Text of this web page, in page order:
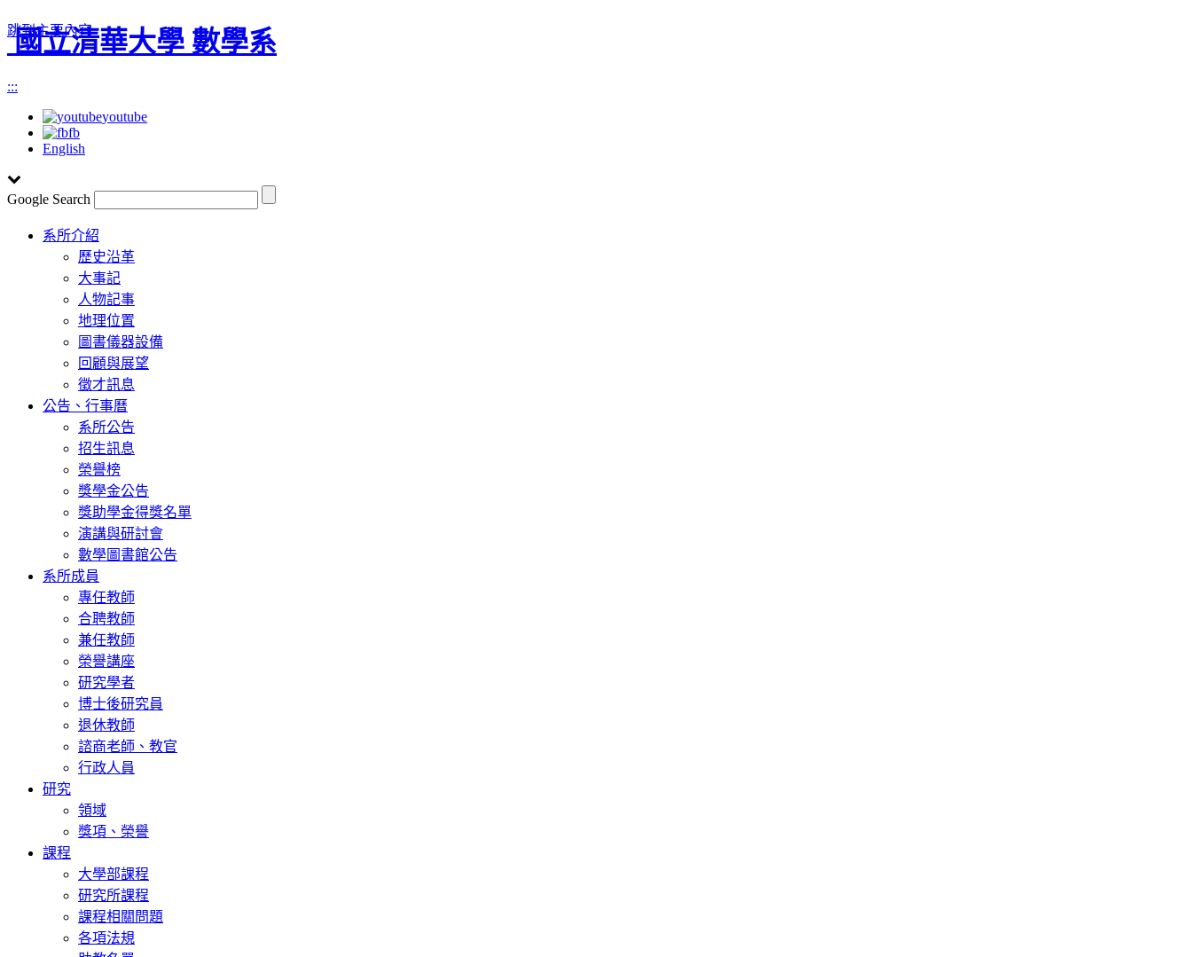
跳到主要內容
國立清華大學 數學系
:::
youtube
fb
English
Google Search
Toggle
navigation
系所介紹
歷史沿革
大事記
人物記事
地理位置
圖書儀器設備
回顧與展望
徵才訊息
公告、行事曆
系所公告
招生訊息
榮譽榜
獎學金公告
獎助學金得獎名單
演講與研討會
數學圖書館公告
系所成員
專任教師
合聘教師
兼任教師
榮譽講座
研究學者
博士後研究員
退休教師
諮商老師、教官
行政人員
研究
領域
獎項、榮譽
課程
大學部課程
研究所課程
課程相關問題
各項法規